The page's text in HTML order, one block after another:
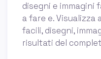
disegni e immagini
a fare e. Visualizza
facili, disegni,
risultati del